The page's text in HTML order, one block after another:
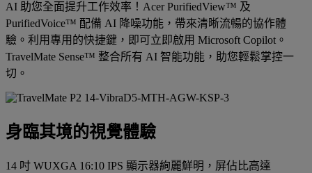
AI 助您全面提升工作效率！Acer PurifiedView™ 及
PurifiedVoice™ 配備 AI 降噪功能，帶來清晰流暢的協作體
驗。利用專用的快捷鍵，即可立即啟用 Microsoft Copilot。
TravelMate Sense™ 整合所有 AI 智能功能，助您輕鬆掌控一
切。
身臨其境的視覺體驗
14 吋 WUXGA 16:10 IPS 顯示器絢麗鮮明，屏佔比高達